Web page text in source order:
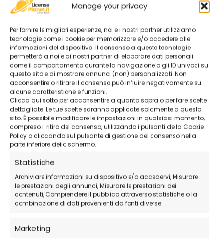
Manage your privacy
Per fornire le migliori esperienze, noi e i nostri partner utilizziamo
tecnologie come i cookie per memorizzare e/o accedere alle
informazioni del dispositivo. Il consenso a queste tecnologie
permetterà a noi e ai nostri partner di elaborare dati personali
come il comportamento durante la navigazione o gli ID univoci su
questo sito e di mostrare annunci (non) personalizzati. Non
acconsentire o ritirare il consenso può influire negativamente su
alcune caratteristiche e funzioni.
Clicca qui sotto per acconsentire a quanto sopra o per fare scelte
dettagliate. Le tue scelte saranno applicate solamente a questo
sito. È possibile modificare le impostazioni in qualsiasi momento,
compreso il ritiro del consenso, utilizzando i pulsanti della Cookie
Policy o cliccando sul pulsante di gestione del consenso nella
parte inferiore dello schermo.
Statistiche
Archiviare informazioni su dispositivo e/o accedervi, Misurare
le prestazioni degli annunci, Misurare le prestazioni dei
contenuti, Comprendere il pubblico attraverso statistiche o la
combinazione di dati provenienti da fonti diverse.
Marketing